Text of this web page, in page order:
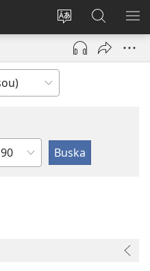
Kambia
idioma
di
Log
(opens
window)
Buska
Riba
JW.ORG
Kapítulo